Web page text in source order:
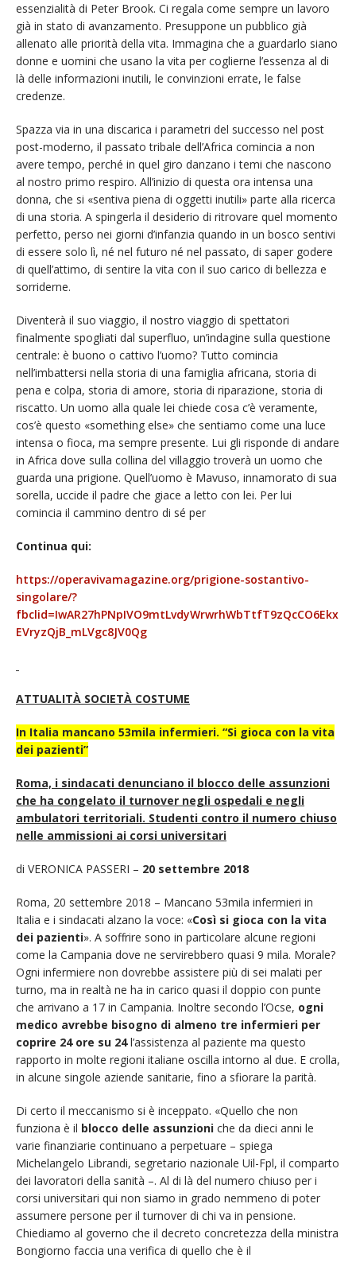
essenzialità di Peter Brook. Ci regala come sempre un lavoro
già in stato di avanzamento. Presuppone un pubblico già
allenato alle priorità della vita. Immagina che a guardarlo siano
donne e uomini che usano la vita per coglierne l’essenza al di
là delle informazioni inutili, le convinzioni errate, le false
credenze.
Spazza via in una discarica i parametri del successo nel post
post-moderno, il passato tribale dell’Africa comincia a non
avere tempo, perché in quel giro danzano i temi che nascono
al nostro primo respiro. All’inizio di questa ora intensa una
donna, che si «sentiva piena di oggetti inutili» parte alla ricerca
di una storia. A spingerla il desiderio di ritrovare quel momento
perfetto, perso nei giorni d’infanzia quando in un bosco sentivi
di essere solo lì, né nel futuro né nel passato, di saper godere
di quell’attimo, di sentire la vita con il suo carico di bellezza e
sorriderne.
Diventerà il suo viaggio, il nostro viaggio di spettatori
finalmente spogliati dal superfluo, un’indagine sulla questione
centrale: è buono o cattivo l’uomo? Tutto comincia
nell’imbattersi nella storia di una famiglia africana, storia di
pena e colpa, storia di amore, storia di riparazione, storia di
riscatto. Un uomo alla quale lei chiede cosa c’è veramente,
cos’è questo «something else» che sentiamo come una luce
intensa o fioca, ma sempre presente. Lui gli risponde di andare
in Africa dove sulla collina del villaggio troverà un uomo che
guarda una prigione. Quell’uomo è Mavuso, innamorato di sua
sorella, uccide il padre che giace a letto con lei. Per lui
comincia il cammino dentro di sé per
Continua qui:
https://operavivamagazine.org/prigione-sostantivo-
singolare/?
fbclid=IwAR27hPNpIVO9mtLvdyWrwrhWbTtfT9zQcCO6Ekx
EVryzQjB_mLVgc8JV0Qg
ATTUALITÀ SOCIETÀ COSTUME
In Italia mancano 53mila infermieri. “Si gioca con la vita
dei pazienti”
Roma, i sindacati denunciano il blocco delle assunzioni
che ha congelato il turnover negli ospedali e negli
ambulatori territoriali. Studenti contro il numero chiuso
nelle ammissioni ai corsi universitari
di VERONICA PASSERI – 20 settembre 2018
Roma, 20 settembre 2018 – Mancano 53mila infermieri in
Italia e i sindacati alzano la voce: «Così si gioca con la vita
dei pazienti». A soffrire sono in particolare alcune regioni
come la Campania dove ne servirebbero quasi 9 mila. Morale?
Ogni infermiere non dovrebbe assistere più di sei malati per
turno, ma in realtà ne ha in carico quasi il doppio con punte
che arrivano a 17 in Campania. Inoltre secondo l’Ocse, ogni
medico avrebbe bisogno di almeno tre infermieri per
coprire 24 ore su 24l’assistenza al paziente ma questo
rapporto in molte regioni italiane oscilla intorno al due. E crolla,
in alcune singole aziende sanitarie, fino a sfiorare la parità.
Di certo il meccanismo si è inceppato. «Quello che non
funziona è il blocco delle assunzioni che da dieci anni le
varie finanziarie continuano a perpetuare – spiega
Michelangelo Librandi, segretario nazionale Uil-Fpl, il comparto
dei lavoratori della sanità –. Al di là del numero chiuso per i
corsi universitari qui non siamo in grado nemmeno di poter
assumere persone per il turnover di chi va in pensione.
Chiediamo al governo che il decreto concretezza della ministra
Bongiorno faccia una verifica di quello che è il